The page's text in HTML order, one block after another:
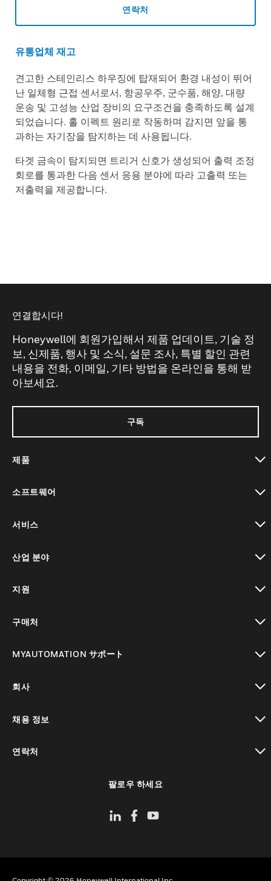
연락처
유통업체 재고
견고한 스테인리스 하우징에 탑재되어 환경 내성이 뛰어
난 일체형 근접 센서로서, 항공우주, 군수품, 해양, 대량
운송 및 고성능 산업 장비의 요구조건을 충족하도록 설계
되었습니다. 홀 이펙트 원리로 작동하며 감지면 앞을 통
과하는 자기장을 탐지하는 데 사용됩니다.
타겟 금속이 탐지되면 트리거 신호가 생성되어 출력 조정
회로를 통과한 다음 센서 응용 분야에 따라 고출력 또는
저출력을 제공합니다.
연결합시다!
Honeywell에 회원가입해서 제품 업데이트, 기술 정
보, 신제품, 행사 및 소식, 설문 조사, 특별 할인 관련
내용을 전화, 이메일, 기타 방법을 온라인을 통해 받
아보세요.
구독
제품
소프트웨어
서비스
산업 분야
지원
구매처
MYAUTOMATION サポート
회사
채용 정보
연락처
팔로우 하세요